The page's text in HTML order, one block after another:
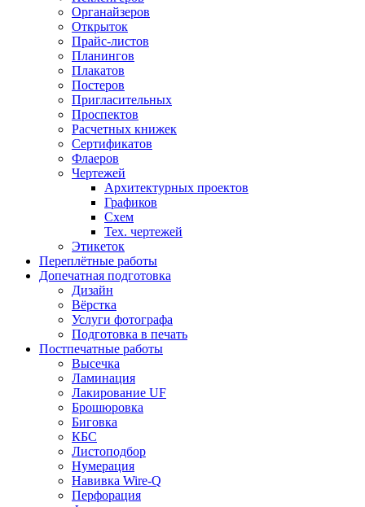
Органайзеров
Открыток
Прайс-листов
Планингов
Плакатов
Постеров
Пригласительных
Проспектов
Расчетных книжек
Сертификатов
Флаеров
Чертежей
Архитектурных проектов
Графиков
Схем
Тех. чертежей
Этикеток
Переплётные работы
Допечатная подготовка
Дизайн
Вёрстка
Услуги фотографа
Подготовка в печать
Постпечатные работы
Высечка
Ламинация
Лакирование UF
Брошюровка
Биговка
КБС
Листоподбор
Нумерация
Навивка Wire-Q
Перфорация